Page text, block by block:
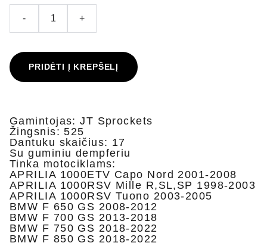
- +
PRIDĖTI Į KREPŠELĮ
Gamintojas: JT Sprockets
Žingsnis: 525
Dantuku skaičius: 17
Su guminiu dempferiu
Tinka motociklams:
APRILIA 1000ETV Capo Nord 2001-2008
APRILIA 1000RSV Mille R,SL,SP 1998-2003
APRILIA 1000RSV Tuono 2003-2005
BMW F 650 GS 2008-2012
BMW F 700 GS 2013-2018
BMW F 750 GS 2018-2022
BMW F 850 GS 2018-2022